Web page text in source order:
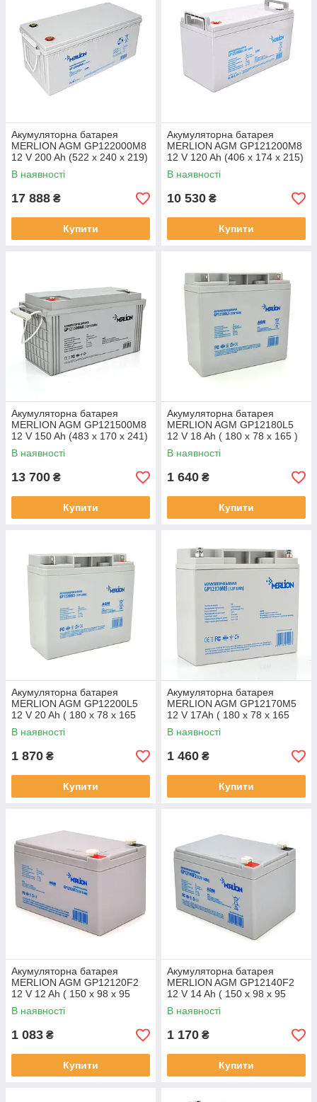
Акумуляторна батарея
MERLION AGM GP122000M8
12 V 200 Ah (522 х 240 х 219)
Q1/18
В наявності
17 888 ₴
Купити
Акумуляторна батарея
MERLION AGM GP121200M8
12 V 120 Ah (406 x 174 x 215)
White Q1/30
В наявності
10 530 ₴
Купити
Акумуляторна батарея
MERLION AGM GP121500M8
12 V 150 Ah (483 х 170 х 241)
White Q1/24
В наявності
13 700 ₴
Купити
Акумуляторна батарея
MERLION AGM GP12180L5
12 V 18 Ah ( 180 x 78 x 165 )
Q4
В наявності
1 640 ₴
Купити
Акумуляторна батарея
MERLION AGM GP12200L5
12 V 20 Ah ( 180 x 78 x 165
(168) ) Q4
В наявності
1 870 ₴
Купити
Акумуляторна батарея
MERLION AGM GP12170M5
12 V 17Ah ( 180 x 78 x 165
(168)) Q4/192
В наявності
1 460 ₴
Купити
Акумуляторна батарея
MERLION AGM GP12120F2
12 V 12 Ah ( 150 x 98 x 95
(100) ) Q6
В наявності
1 083 ₴
Купити
Акумуляторна батарея
MERLION AGM GP12140F2
12 V 14 Ah ( 150 x 98 x 95
(100) ) Q6/252
В наявності
1 170 ₴
Купити